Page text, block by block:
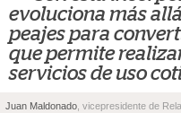
evoluciona más
peajes para
que permite
servicios de uso
Juan Maldonado , vicepresidente de